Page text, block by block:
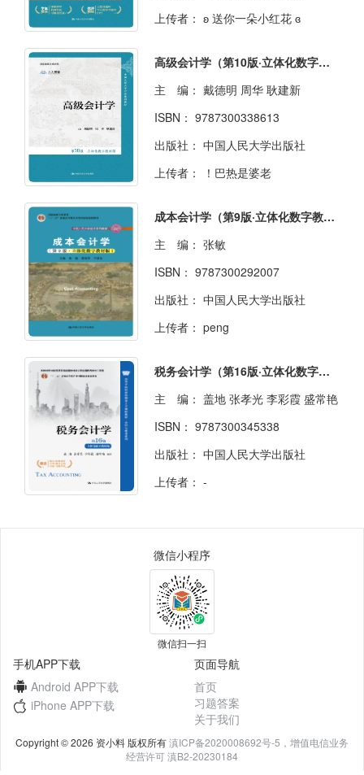
上传者： ʚ 送你一朵小红花 ɞ
高级会计学（第10版·立体化数字教材版）
主 编： 戴德明 周华 耿建新
ISBN： 9787300338613
出版社： 中国人民大学出版社
上传者：
！巴热是婆老
成本会计学（第9版·立体化数字教材版）
主 编： 张敏
ISBN： 9787300292007
出版社： 中国人民大学出版社
上传者： peng
税务会计学（第16版·立体化数字教材版）
主 编： 盖地 张孝光 李彩霞 盛常艳
ISBN： 9787300345338
出版社： 中国人民大学出版社
上传者： -
微信小程序
微信扫一扫
手机APP下载
Android APP下载
iPhone APP下载
页面导航
首页
习题答案
关于我们
Copyright © 2026 资小料 版权所有滇ICP备2020008692号-5，增值电信业务
经营许可 滇B2-20230184